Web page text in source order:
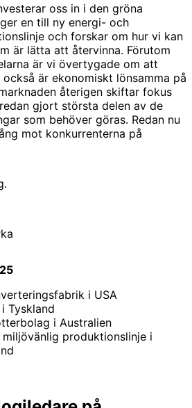
oss in i den gröna
en till ny energi- och
och forskar om hur vi kan
är lätta att återvinna. Förutom
är vi övertygade om att
är ekonomiskt lönsamma på
återigen skiftar fokus
gjort största delen av de
som behöver göras. Redan nu
mot konkurrenterna på
i USA
Tyskland
i Australien
produktionslinje i